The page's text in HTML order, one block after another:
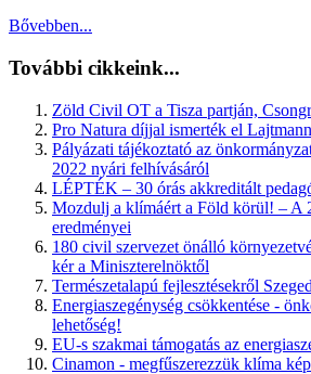
Bővebben...
További cikkeink...
Zöld Civil OT a Tisza partján,
Pro Natura díjjal ismerték el
Pályázati tájékoztató az
2022 nyári felhívásáról
LÉPTÉK – 30 órás akkreditált
Mozdulj a klímáért a Föld körül! – A
eredményei
180 civil szervezet önálló
kér a Miniszterelnöktől
Természetalapú fejlesztésekről
Energiaszegénység csökkentése -
lehetőség!
EU-s szakmai támogatás az
Cinamon - megfűszerezzük klíma